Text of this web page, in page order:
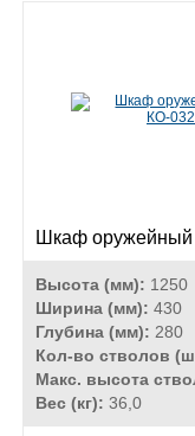
Шкаф
Высота (мм): 1250
Ширина (мм): 430
Глубина (мм): 280
Кол-во стволов
Макс. высота
Вес (кг): 36,0